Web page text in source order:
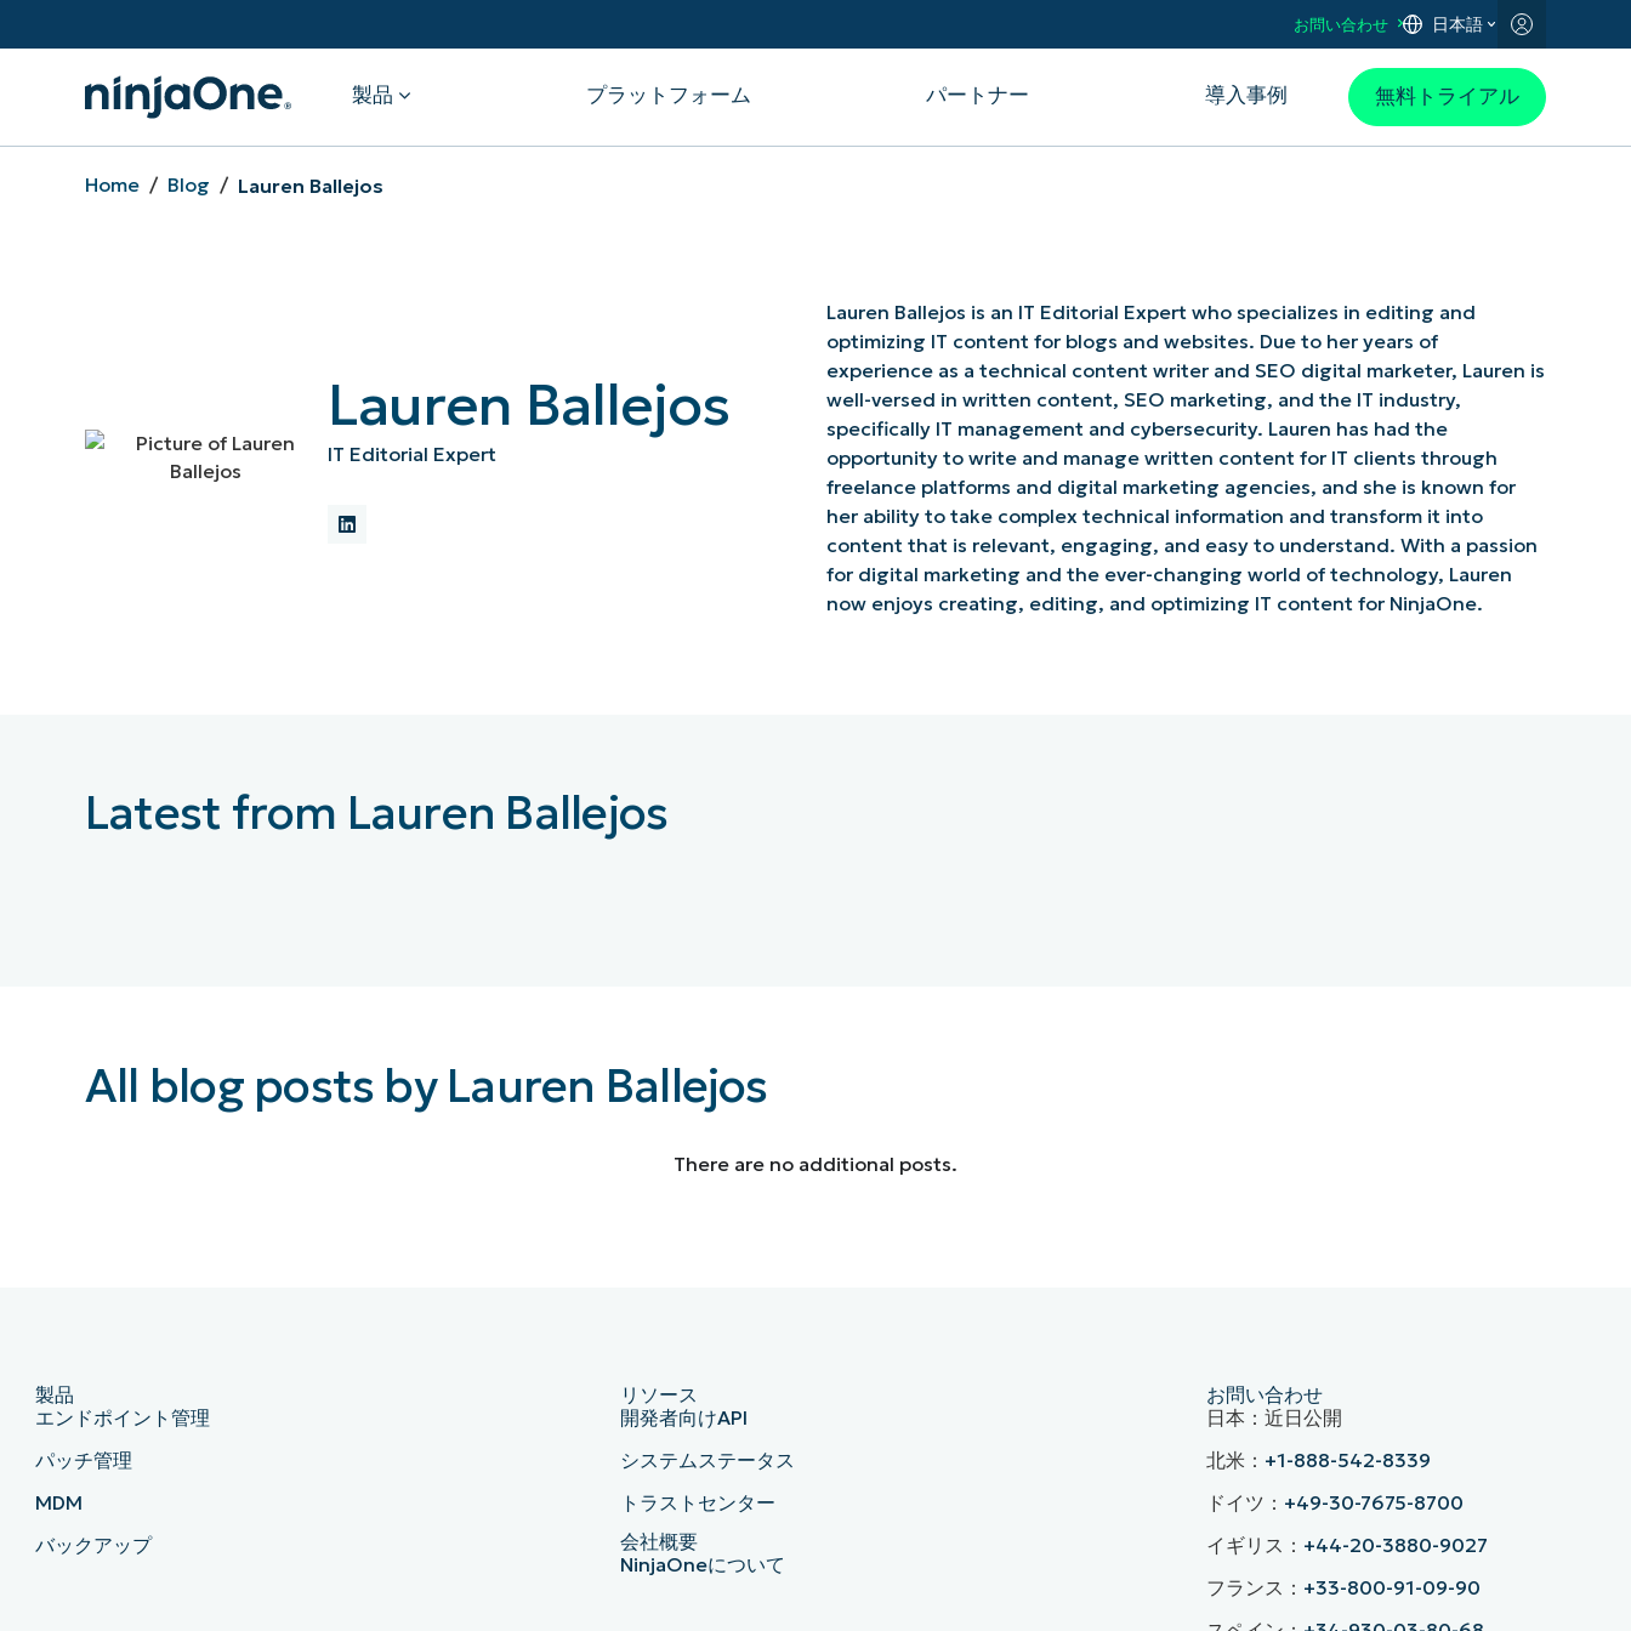
お問い合わせ 日本語
製品
SentinelOne
連携をすべて見る
プラットフォーム パートナー 導入事例 無料トライアル
Home/ Blog / Lauren Ballejos
Lauren Ballejos
IT Editorial Expert
Lauren Ballejos is an IT Editorial Expert who specializes in editing and
optimizing IT content for blogs and websites. Due to her years of
experience as a technical content writer and SEO digital marketer, Lauren is
well-versed in written content, SEO marketing, and the IT industry,
specifically IT management and cybersecurity. Lauren has had the
opportunity to write and manage written content for IT clients through
freelance platforms and digital marketing agencies, and she is known for
her ability to take complex technical information and transform it into
content that is relevant, engaging, and easy to understand. With a passion
for digital marketing and the ever-changing world of technology, Lauren
now enjoys creating, editing, and optimizing IT content for NinjaOne.
Latest from Lauren Ballejos
All blog posts by Lauren Ballejos
There are no additional posts.
製品
エンドポイント管理
パッチ管理
MDM
バックアップ
リソース
開発者向けAPI
システムステータス
トラストセンター
会社概要
NinjaOneについて
お問い合わせ
日本：近日公開
北米： +1-888-542-8339
ドイツ： +49-30-7675-8700
イギリス： +44-20-3880-9027
フランス： +33-800-91-09-90